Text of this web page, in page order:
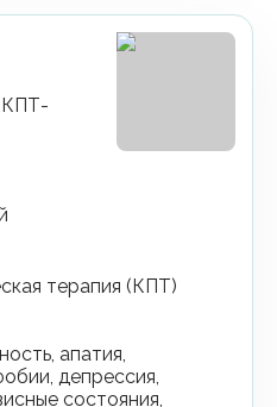
КПТ-
терапия (КПТ)
депрессия,
состояния,